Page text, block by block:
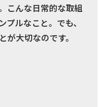
こんな日常的な取組
プルなこと。でも、
が大切なのです。